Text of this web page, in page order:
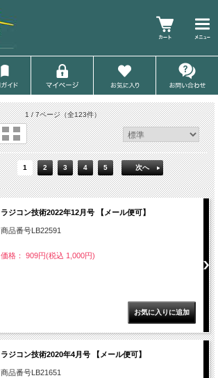
1 / 7ページ（全123件）
1 2 3 4 5 次へ
ラジコン技術2022年12月号 【メール便可】
商品番号LB22591
価格： 909円(税込 1,000円)
ラジコン技術2020年4月号 【メール便可】
商品番号LB21651